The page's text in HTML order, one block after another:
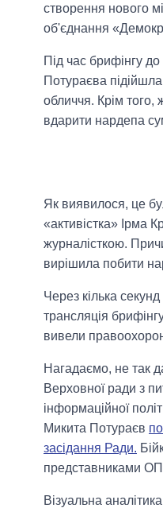
створення нового
об'єднання
Під час брифінгу
Потураєва
обличчя. Крім того,
вдарити нардепа
Як виявилося, це
«активістка» Ірма
журналісткою.
вирішила побити
Через кілька
трансляція
вивели
Нагадаємо, не так
Верховної ради з
інформаційної
Микита Потураєв
засідання Ради.
представниками
Візуальна